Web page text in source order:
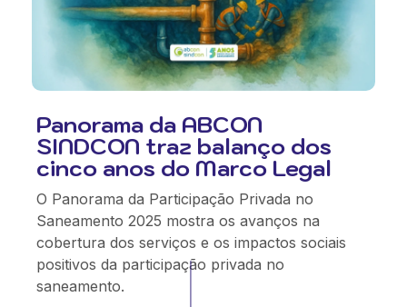
Panorama da ABCON
SINDCON traz balanço dos
cinco anos do Marco Legal
O Panorama da Participação Privada no
Saneamento 2025 mostra os avanços na
cobertura dos serviços e os impactos sociais
positivos da participação privada no
saneamento.